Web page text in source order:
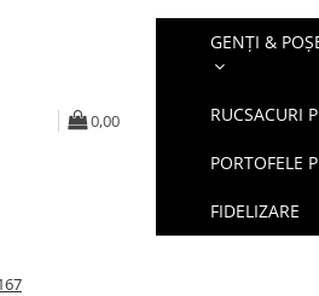
0,00
GENȚI &
RUCSACURI
PORTOFELE
FIDELIZARE